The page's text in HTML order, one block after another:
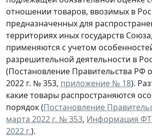
отношении товаров, ввозимых в
предназначенных для
территориях иных государств
применяются с учетом
разрешительной деятельности в
(Постановление Правительства РФ
2022 г. № 353, приложение № 18).
какие товары распространяются
порядок (Постановление
марта 2022 г. № 353, Информация
2022 г.).